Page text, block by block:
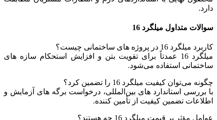
دارد.
سوالات متداول میلگرد 16
کاربرد میلگرد 16 در پروژه‌ های ساختمانی چیست؟
میلگرد 16 عمدتاً برای تقویت بتن و افزایش استحکام سازه‌ های
ساختمانی استفاده می‌شود.
چگونه می‌توان کیفیت میلگرد 16 را تضمین کرد؟
با بررسی استاندارد های بین‌المللی، درخواست برگه‌ های آزمایش و
اطلاعات تضمین کیفیت از تأمین‌ کننده.
عوامل مؤثر بر قیمت میلگرد 16 چه هستند؟